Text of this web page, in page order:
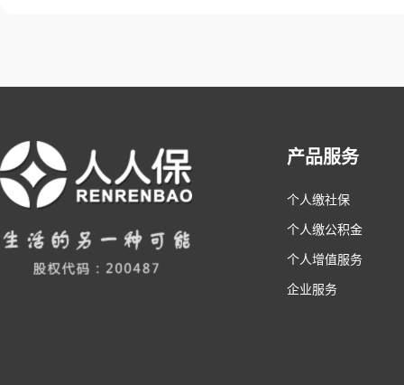
产品服务
个人缴社保
个人缴公积金
个人增值服务
企业服务